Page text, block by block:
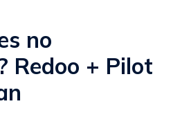
no
Redoo + Pilot